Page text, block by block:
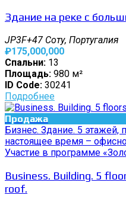
Здание на реке с
JP3F+47 Соту, Португалия
₽175,000,000
Спальни: 13
Площадь: 980 м²
ID Code: 30241
Подробнее
Продажа
Бизнес. Здание. 5
настоящее время –
Участие в программе
Business. Building. 5
roof.